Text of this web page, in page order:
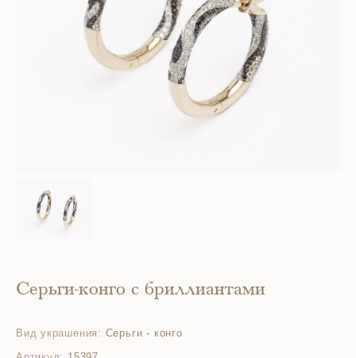
Серьги-конго с бриллиантами
Вид украшения: Серьги - конго